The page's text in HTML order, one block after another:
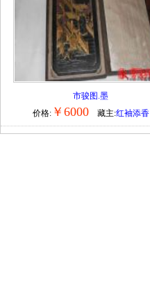
市骏图.墨
价格: ￥6000 藏主:红袖添香